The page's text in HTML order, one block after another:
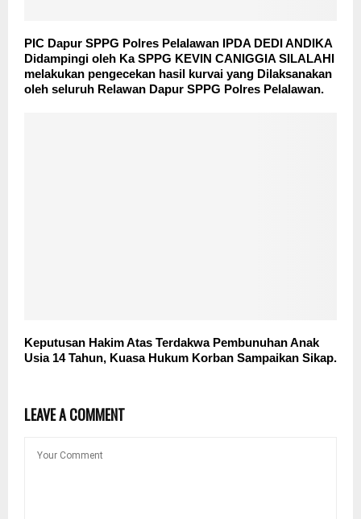
PIC Dapur SPPG Polres Pelalawan IPDA DEDI ANDIKA
Didampingi oleh Ka SPPG KEVIN CANIGGIA SILALAHI
melakukan pengecekan hasil kurvai yang Dilaksanakan
oleh seluruh Relawan Dapur SPPG Polres Pelalawan.
Keputusan Hakim Atas Terdakwa Pembunuhan Anak
Usia 14 Tahun, Kuasa Hukum Korban Sampaikan Sikap.
LEAVE A COMMENT